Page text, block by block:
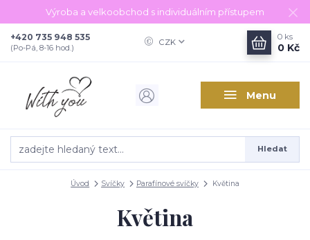
Výroba a velkoobchod s individuálním přístupem
Menu
CZK
Hledat
+420 735 948 535
(Po-Pá, 8-16 hod.)
0 ks
0 Kč
Úvod Svíčky Parafínové svíčky Květina
Květina